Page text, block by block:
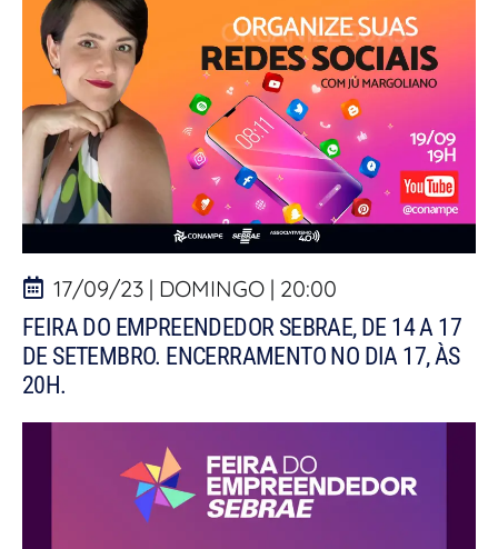
17/09/23 | DOMINGO | 20:00
FEIRA DO EMPREENDEDOR SEBRAE, DE 14 A 17
DE SETEMBRO. ENCERRAMENTO NO DIA 17, ÀS
20H.